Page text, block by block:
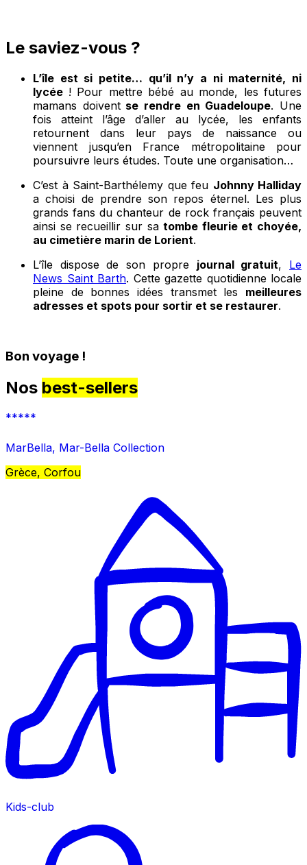
Le saviez-vous ?
L’île est si petite… qu’il n’y a ni maternité, ni
lycée ! Pour mettre bébé au monde, les futures
mamans doiventse rendre en Guadeloupe. Une
fois atteint l’âge d’aller au lycée, les enfants
retournent dans leur pays de naissance ou
viennent jusqu’en France métropolitaine pour
poursuivre leurs études. Toute une organisation…
C’est à Saint-Barthélemy que feu Johnny Halliday
a choisi de prendre son repos éternel. Les plus
grands fans du chanteur de rock français peuvent
ainsi se recueillir sur satombe fleurie et choyée,
au cimetière marin de Lorient.
L’île dispose de son propre journal gratuit, Le
News Saint Barth. Cette gazette quotidienne locale
pleine de bonnes idées transmet les meilleures
adresses et spots pour sortir et se restaurer.
Bon voyage !
Nos best-sellers
*****
MarBella, Mar-Bella Collection
Grèce, Corfou
Kids-club